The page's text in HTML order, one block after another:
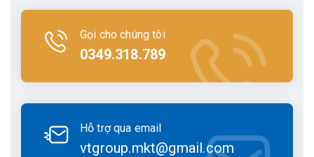
Gọi cho chúng tôi
0349.318.789
Hỗ trợ qua email
vtgroup.mkt@gmail.com